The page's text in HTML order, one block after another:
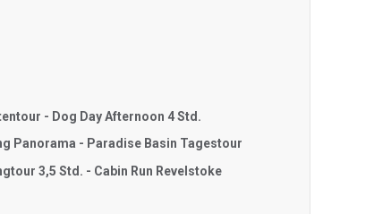
- Dog Day Afternoon 4 Std.
Panorama - Paradise Basin Tagestour
3,5 Std. - Cabin Run Revelstoke